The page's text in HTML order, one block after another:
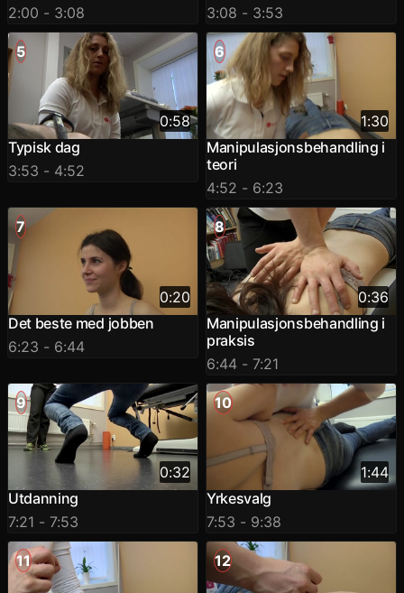
2:00 - 3:08
3:08 - 3:53
5
0:58
Typisk dag
3:53 - 4:52
6
1:30
Manipulasjonsbehandling i
teori
4:52 - 6:23
7
0:20
Det beste med jobben
6:23 - 6:44
8
0:36
Manipulasjonsbehandling i
praksis
6:44 - 7:21
9
0:32
Utdanning
7:21 - 7:53
10
1:44
Yrkesvalg
7:53 - 9:38
11 12